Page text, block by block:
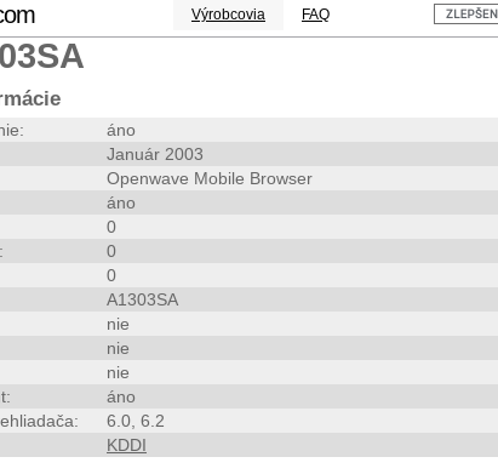
FAQ
Výrobcovia
áno
Január 2003
Openwave Mobile Browser
áno
0
0
0
A1303SA
nie
nie
nie
áno
6.0, 6.2
KDDI